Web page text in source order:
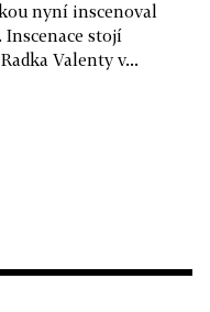
nyní inscenoval
stojí
Valenty v...